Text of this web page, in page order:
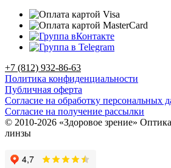
+7 (812) 932-86-63
Политика конфиденциальности
Публичная оферта
Согласие на обработку персональных
Согласие на получение рассылки
© 2010-2026 «Здоровое зрение»
линзы